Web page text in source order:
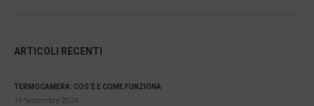
ARTICOLI RECENTI
TERMOCAMERA: COS’È E COME FUNZIONA
19 Settembre 2024